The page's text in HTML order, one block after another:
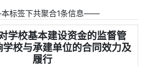
标签下共聚合1条信息――
学校基本建设资金的监督管
校与承建单位的合同效力及
履行